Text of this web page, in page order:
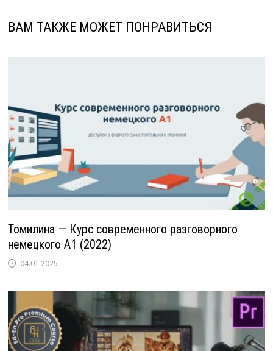
ВАМ ТАКЖЕ МОЖЕТ ПОНРАВИТЬСЯ
Томилина — Курс современного разговорного
немецкого A1 (2022)
04.01.2025